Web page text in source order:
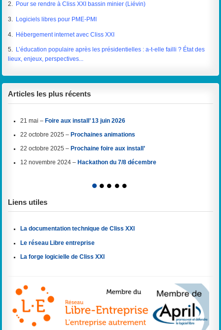
2. Pour se rendre à Cliss XXI bassin minier (Liévin)
3. Logiciels libres pour PME-PMI
4. Hébergement internet avec Cliss XXI
5.
L’éducation populaire après les présidentielles : a-t-elle failli ? État des
lieux, enjeux, perspectives...
Articles les plus récents
21 mai – Foire aux install’ 13 juin 2026
22 octobre 2025 – Prochaines animations
22 octobre 2025 – Prochaine foire aux install’
12 novembre 2024 – Hackathon du 7/8 décembre
1 2 3 4 5
Liens utiles
La documentation technique de Cliss XXI
Le réseau Libre entreprise
La forge logicielle de Cliss XXI